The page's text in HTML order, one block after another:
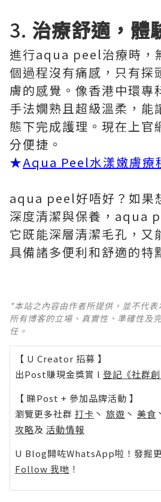
3. 治療舒適，體
進行aqua peel治療時，
個過程沒有痛感，只有探
膚的感覺。像香港中環專
手法嫺熟且超級溫柔，能
態下完成護理。現在上官
分便捷。
★Aqua Peel水漾嫩膚療
aqua peel好唔好？如果
深度清潔與保養，aqua
它既能深層清潔毛孔，又
具備諸多便利和舒適的特
*本站之內容由作者所提供，並不代
所有博客的立場、真實性、準確性及
任。
【 U Creator 招募 】
出Post賺現金獎賞 l 登記《社群創
【 睇Post + 參加品牌活動 】
瀏覽更多社群 打卡 丶 旅遊 丶 美食
攻略及 活動情報
U Blog開咗WhatsApp啦！發掘
Follow 我哋 ！